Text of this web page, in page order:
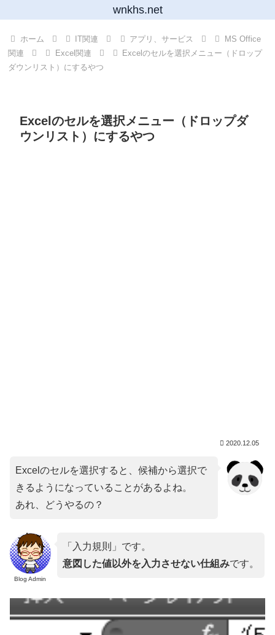
wnkhs.net
ホーム IT関連 アプリ、サービス
MS Office
関連
Excel関連
Excelのセルを選択メニュー（ドロップ
ダウンリスト）にするやつ
Excelのセルを選択メニュー（ドロップダ
ウンリスト）にするやつ
2020.12.05
Excelのセルを選択すると、候補から選択で
きるようになっていることがあるよね。
あれ、どうやるの？
Blog Admin
「入力規則」です。
意図した値以外を入力させない仕組みです。